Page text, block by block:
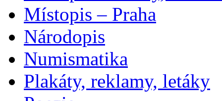
Místopis – Praha
Národopis
Numismatika
Plakáty, reklamy, letáky